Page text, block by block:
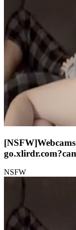
[NSFW]
NSFW